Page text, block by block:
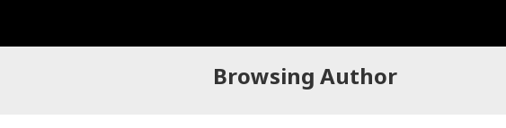
Browsing Author